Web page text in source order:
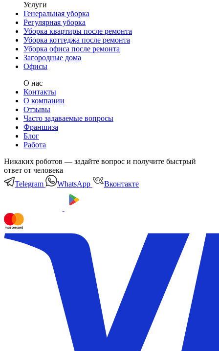
Услуги
Генеральная уборка
Регулярная уборка
Уборка квартиры после ремонта
Уборка коттеджа после ремонта
Уборка офиса после ремонта
Загородные дома
Офисы
О нас
Контакты
О компании
Отзывы
Часто задаваемые вопросы
Франшиза
Блог
Работа
Никаких роботов — задайте вопрос и получите быстрый
ответ от человека
Telegram
WhatsApp Вконтакте